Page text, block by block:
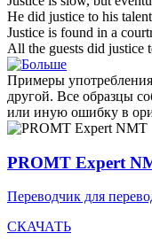
He did justice to his
Justice is found in a
All the guests did justice
Примеры употребления
другой. Все образцы
или иную ошибку в
PROMT Expert
Переводчик для
СКАЧАТЬ